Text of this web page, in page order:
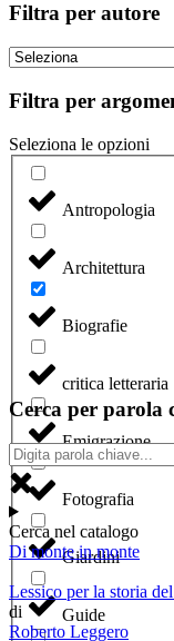
Filtra per autore
Filtra per
Seleziona le opzioni
Antropologia
Architettura
Biografie
critica letteraria
Emigrazione
Fotografia
Giardini
Guide
Cerca per parola
Cerca nel catalogo
Di monte in monte
Lessico per la storia
di
Roberto Leggero